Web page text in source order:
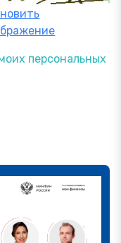
персональных